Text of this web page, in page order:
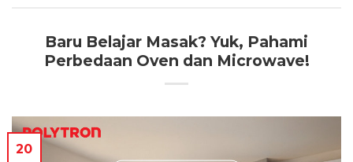
Baru Belajar Masak? Yuk, Pahami
Perbedaan Oven dan Microwave!
20